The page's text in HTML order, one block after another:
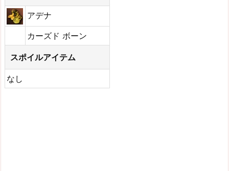
アデナ
カーズド ボーン
スポイルアイテム
なし